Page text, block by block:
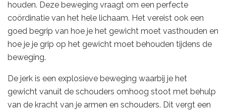
houden. Deze beweging vraagt om een perfecte
coördinatie van het hele lichaam. Het vereist ook een
goed begrip van hoe je het gewicht moet vasthouden en
hoe je je grip op het gewicht moet behouden tijdens de
beweging.
De jerk is een explosieve beweging waarbij je het
gewicht vanuit de schouders omhoog stoot met behulp
van de kracht van je armen en schouders. Dit vergt een